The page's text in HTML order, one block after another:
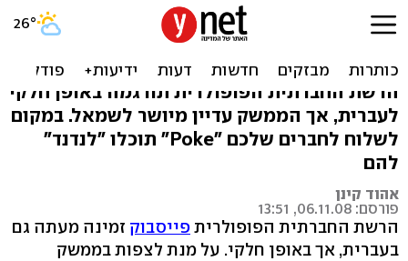
נדנד לחברים: פייסבוק זמין גם
הרשת החברתית הפופולרית תורגמה באופן חלקי
לעברית, אך הממשק עדיין מיושר לשמאל. במקום
לשלוח לחברים שלכם "Poke" תוכלו "לנדנד"
להם
אהוד קינן
פורסם: 06.11.08, 13:51
הרשת החברתית הפופולריתפייסבוק זמינה מעתה גם
בעברית, אך באופן חלקי. על מנת לצפות בממשק